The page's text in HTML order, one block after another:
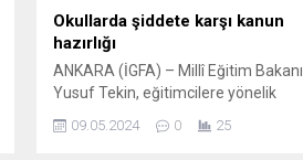
Okullarda şiddete karşı kanun
hazırlığı
ANKARA (İGFA) – Millî Eğitim Bakanı
Yusuf Tekin, eğitimcilere yönelik
şiddet olaylarına ilişkin dört eğitim
sendikasıyla bir araya geldi.
09.05.2024 0 25